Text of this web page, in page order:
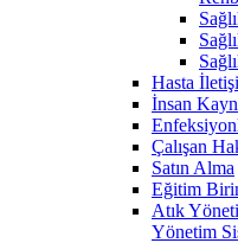
Hasta
İnsan
Çalışan
Satın Alma
Eğitim
Atık
Yönetim